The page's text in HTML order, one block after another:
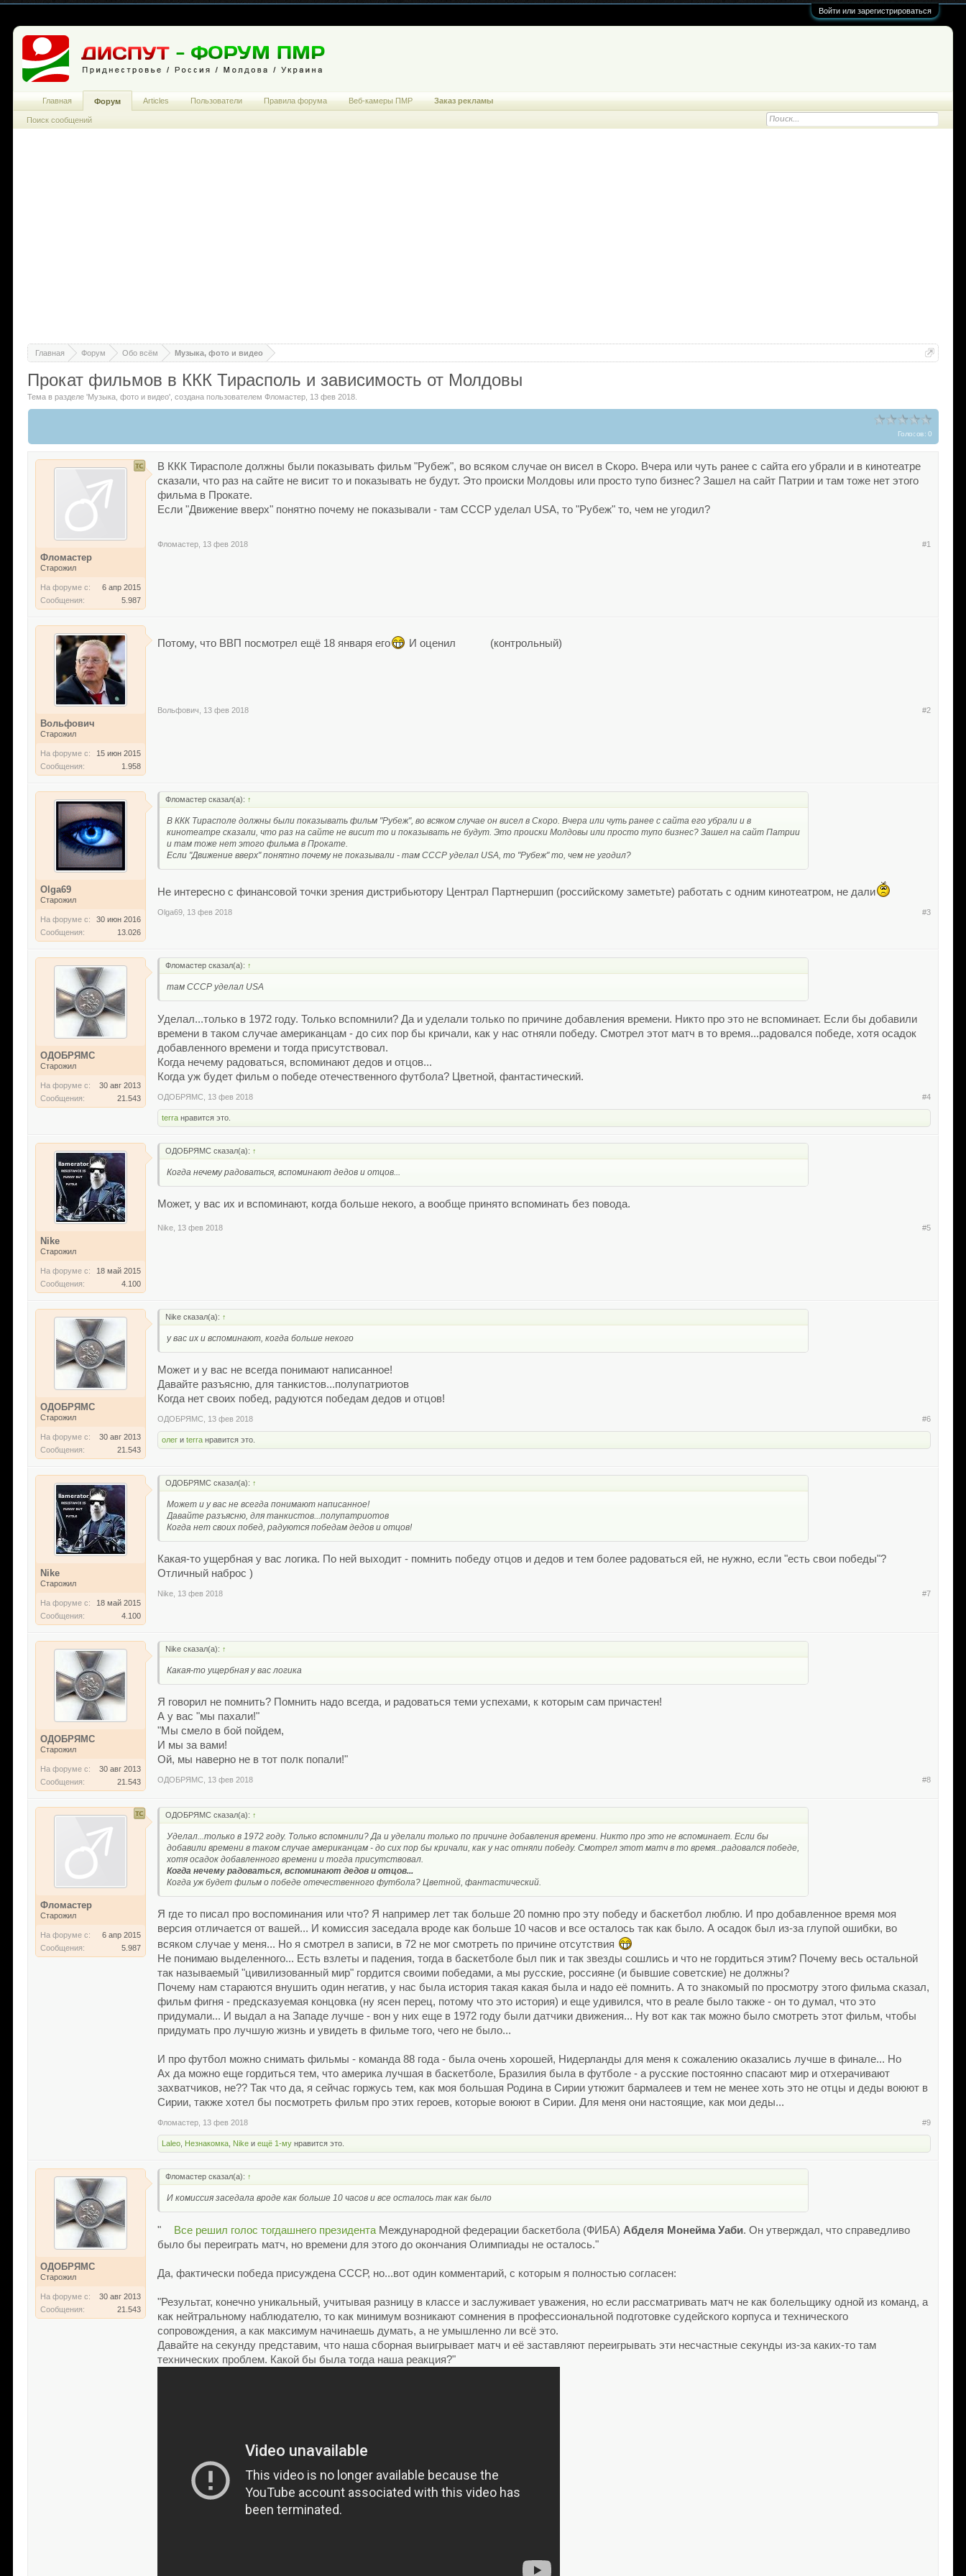
Войти или зарегистрироваться
Главная Форум Обо всём Музыка, фото и видео
Прокат фильмов в ККК Тирасполь и зависимость от Молдовы
Тема в разделе 'Музыка, фото и видео' , создана пользователемФломастер 13 фев 2018
Голосов: 0
Фломастер
Старожил
На форуме с:
6 апр 2015
Сообщения:
5.987
В ККК Тирасполе должны были показывать фильм "Рубеж", во всяком случае он висел в Скоро. Вчера или чуть ранее с сайта его убрали и в кинотеатре
сказали, что раз на сайте не висит то и показывать не будут. Это происки Молдовы или просто тупо бизнес? Зашел на сайт Патрии и там тоже нет этого
фильма в Прокате.
Если "Движение вверх" понятно почему не показывали - там СССР уделал USA, то "Рубеж" то, чем не угодил?
Фломастер 13 фев 2018 #1
Вольфович
Старожил
На форуме с:
15 июн 2015
Сообщения:
1.958
Потому, что ВВП посмотрел ещё 18 января его И оценил (контрольный)
Вольфович 13 фев 2018 #2
Olga69
Старожил
На форуме с:
30 июн 2016
Сообщения:
13.026
Фломастер сказал(а): ↑
В ККК Тирасполе должны были показывать фильм "Рубеж", во всяком случае он висел в Скоро. Вчера или чуть ранее с сайта его убрали и в
кинотеатре сказали, что раз на сайте не висит то и показывать не будут. Это происки Молдовы или просто тупо бизнес? Зашел на сайт Патрии
и там тоже нет этого фильма в Прокате.
Если "Движение вверх" понятно почему не показывали - там СССР уделал USA, то "Рубеж" то, чем не угодил?
Не интересно с финансовой точки зрения дистрибьютору Централ Партнершип (российскому заметьте) работать с одним кинотеатром, не дали
Olga69 13 фев 2018 #3
ОДОБРЯМС
Старожил
На форуме с:
30 авг 2013
Сообщения:
21.543
Фломастер сказал(а): ↑
там СССР уделал USA
Уделал...только в 1972 году. Только вспомнили? Да и уделали только по причине добавления времени. Никто про это не вспоминает. Если бы добавили
времени в таком случае американцам - до сих пор бы кричали, как у нас отняли победу. Смотрел этот матч в то время...радовался победе, хотя осадок
добавленного времени и тогда присутствовал.
Когда нечему радоваться, вспоминают дедов и отцов...
Когда уж будет фильм о победе отечественного футбола? Цветной, фантастический.
ОДОБРЯМС 13 фев 2018 #4
terra нравится это.
Nike
Старожил
На форуме с:
18 май 2015
Сообщения:
4.100
ОДОБРЯМС сказал(а): ↑
Когда нечему радоваться, вспоминают дедов и отцов...
Может, у вас их и вспоминают, когда больше некого, а вообще принято вспоминать без повода.
Nike 13 фев 2018 #5
ОДОБРЯМС
Старожил
На форуме с:
30 авг 2013
Сообщения:
21.543
Nike сказал(а): ↑
у вас их и вспоминают, когда больше некого
Может и у вас не всегда понимают написанное!
Давайте разъясню, для танкистов...полупатриотов
Когда нет своих побед, радуются победам дедов и отцов!
ОДОБРЯМС 13 фев 2018 #6
олег иterra нравится это.
Nike
Старожил
На форуме с:
18 май 2015
Сообщения:
4.100
ОДОБРЯМС сказал(а): ↑
Может и у вас не всегда понимают написанное!
Давайте разъясню, для танкистов...полупатриотов
Когда нет своих побед, радуются победам дедов и отцов!
Какая-то ущербная у вас логика. По ней выходит - помнить победу отцов и дедов и тем более радоваться ей, не нужно, если "есть свои победы"?
Отличный наброс )
Nike 13 фев 2018 #7
ОДОБРЯМС
Старожил
На форуме с:
30 авг 2013
Сообщения:
21.543
Nike сказал(а): ↑
Какая-то ущербная у вас логика
Я говорил не помнить? Помнить надо всегда, и радоваться теми успехами, к которым сам причастен!
А у вас "мы пахали!"
"Мы смело в бой пойдем,
И мы за вами!
Ой, мы наверно не в тот полк попали!"
ОДОБРЯМС 13 фев 2018 #8
Фломастер
Старожил
На форуме с:
6 апр 2015
Сообщения:
5.987
ОДОБРЯМС сказал(а): ↑
Уделал...только в 1972 году. Только вспомнили? Да и уделали только по причине добавления времени. Никто про это не вспоминает. Если бы
добавили времени в таком случае американцам - до сих пор бы кричали, как у нас отняли победу. Смотрел этот матч в то время...радовался победе,
хотя осадок добавленного времени и тогда присутствовал.
Когда нечему радоваться, вспоминают дедов и отцов...
Когда уж будет фильм о победе отечественного футбола? Цветной, фантастический.
Я где то писал про воспоминания или что? Я например лет так больше 20 помню про эту победу и баскетбол люблю. И про добавленное время моя
версия отличается от вашей... И комиссия заседала вроде как больше 10 часов и все осталось так как было. А осадок был из-за глупой ошибки, во
всяком случае у меня... Но я смотрел в записи, в 72 не мог смотреть по причине отсутствия
Не понимаю выделенного... Есть взлеты и падения, тогда в баскетболе был пик и так звезды сошлись и что не гордиться этим? Почему весь остальной
так называемый "цивилизованный мир" гордится своими победами, а мы русские, россияне (и бывшие советские) не должны?
Почему нам стараются внушить один негатив, у нас была история такая какая была и надо её помнить. А то знакомый по просмотру этого фильма сказал,
фильм фигня - предсказуемая концовка (ну ясен перец, потому что это история) и еще удивился, что в реале было также - он то думал, что это
придумали... И выдал а на Западе лучше - вон у них еще в 1972 году были датчики движения... Ну вот как так можно было смотреть этот фильм, чтобы
придумать про лучшую жизнь и увидеть в фильме того, чего не было...
И про футбол можно снимать фильмы - команда 88 года - была очень хорошей, Нидерланды для меня к сожалению оказались лучше в финале... Но
Ах да можно еще гордиться тем, что америка лучшая в баскетболе, Бразилия была в футболе - а русские постоянно спасают мир и отхерачивают
захватчиков, не?? Так что да, я сейчас горжусь тем, как моя большая Родина в Сирии утюжит бармалеев и тем не менее хоть это не отцы и деды воюют в
Сирии, также хотел бы посмотреть фильм про этих героев, которые воюют в Сирии. Для меня они настоящие, как мои деды...
Фломастер 13 фев 2018 #9
Laleo Незнакомка Nike иещё 1-му нравится это.
ОДОБРЯМС
Старожил
На форуме с:
30 авг 2013
Сообщения:
21.543
Фломастер сказал(а): ↑
И комиссия заседала вроде как больше 10 часов и все осталось так как было
" Все решил голос тогдашнего президента Международной федерации баскетбола (ФИБА) Абделя Монейма Уаби. Он утверждал, что справедливо
было бы переиграть матч, но времени для этого до окончания Олимпиады не осталось."
Да, фактически победа присуждена СССР, но...вот один комментарий, с которым я полностью согласен:
"Результат, конечно уникальный, учитывая разницу в классе и заслуживает уважения, но если рассматривать матч не как болельщику одной из команд, а
как нейтральному наблюдателю, то как минимум возникают сомнения в профессиональной подготовке судейского корпуса и технического
сопровождения, а как максимум начинаешь думать, а не умышленно ли всё это.
Давайте на секунду представим, что наша сборная выигрывает матч и её заставляют переигрывать эти несчастные секунды из-за каких-то там
технических проблем. Какой бы была тогда наша реакция?"
Главная Форум
Поиск сообщений
Articles Пользователи Правила форума Веб-камеры ПМР Заказ рекламы